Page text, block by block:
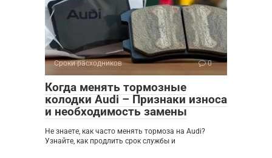
Сроки расходников 0
Когда менять тормозные
колодки Audi – Признаки износа
и необходимость замены
Не знаете, как часто менять тормоза на Audi?
Узнайте, как продлить срок службы и